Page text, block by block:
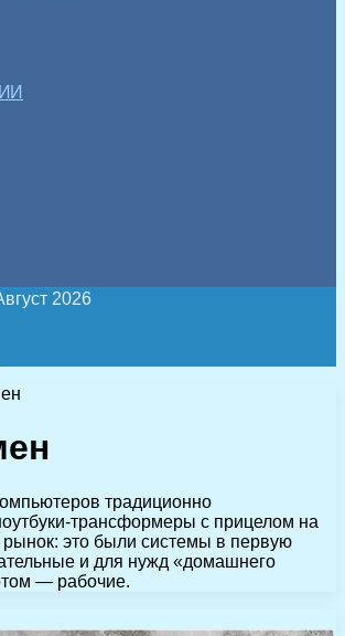
2026
традиционно
трансформеры с прицелом на
рынок: это были системы в первую
и для нужд «домашнего
— рабочие.